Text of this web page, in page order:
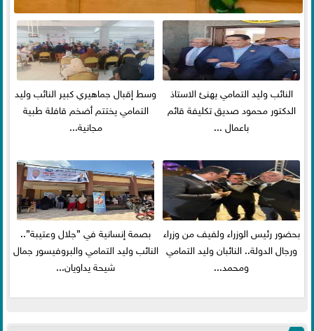
النائب وليد التمامي يهنئ الاستاذ
الدكتور محمود صديق تكليفة قائم
باعمال ...
وسط إقبال جماهيري كبير النائب وليد
التمامي يختتم أضخم قافلة طبية
مجانية...
بحضور رئيس الوزراء ولفيف من وزراء
ورجال الدولة.. النائبان وليد التمامي
ومحمد...
بصمة إنسانية في ”جلال وعتيبة”..
النائب وليد التمامي والبروفيسور جمال
شيحة يداويان...